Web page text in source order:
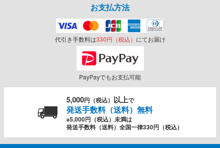
お支払方法
代引き手数料は330円（税込） にてお届け
PayPayでもお支払可能
5,000円（税込） 以上で
発送手数料（送料）無料
※5,000円（税込）未満は
発送手数料（送料）全国一律330円（税込）